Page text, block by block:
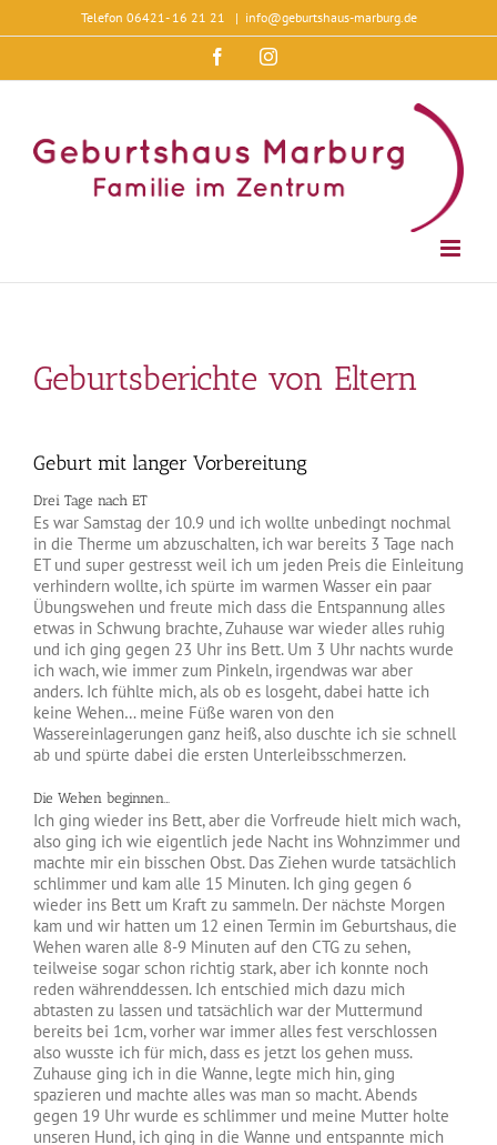
Inhalt
Telefon 06421- 16 21 21 | info@geburtshaus-marburg.de
FacebookInstagram
Geburtsberichte von Eltern
Geburt mit langer Vorbereitung
Drei Tage nach ET
Es war Samstag der 10.9 und ich wollte unbedingt nochmal
in die Therme um abzuschalten, ich war bereits 3 Tage nach
ET und super gestresst weil ich um jeden Preis die Einleitung
verhindern wollte, ich spürte im warmen Wasser ein paar
Übungswehen und freute mich dass die Entspannung alles
etwas in Schwung brachte, Zuhause war wieder alles ruhig
und ich ging gegen 23 Uhr ins Bett. Um 3 Uhr nachts wurde
ich wach, wie immer zum Pinkeln, irgendwas war aber
anders. Ich fühlte mich, als ob es losgeht, dabei hatte ich
keine Wehen… meine Füße waren von den
Wassereinlagerungen ganz heiß, also duschte ich sie schnell
ab und spürte dabei die ersten Unterleibsschmerzen.
Die Wehen beginnen…
Ich ging wieder ins Bett, aber die Vorfreude hielt mich wach,
also ging ich wie eigentlich jede Nacht ins Wohnzimmer und
machte mir ein bisschen Obst. Das Ziehen wurde tatsächlich
schlimmer und kam alle 15 Minuten. Ich ging gegen 6
wieder ins Bett um Kraft zu sammeln. Der nächste Morgen
kam und wir hatten um 12 einen Termin im Geburtshaus, die
Wehen waren alle 8-9 Minuten auf den CTG zu sehen,
teilweise sogar schon richtig stark, aber ich konnte noch
reden währenddessen. Ich entschied mich dazu mich
abtasten zu lassen und tatsächlich war der Muttermund
bereits bei 1cm, vorher war immer alles fest verschlossen
also wusste ich für mich, dass es jetzt los gehen muss.
Zuhause ging ich in die Wanne, legte mich hin, ging
spazieren und machte alles was man so macht. Abends
gegen 19 Uhr wurde es schlimmer und meine Mutter holte
unseren Hund, ich ging in die Wanne und entspannte mich